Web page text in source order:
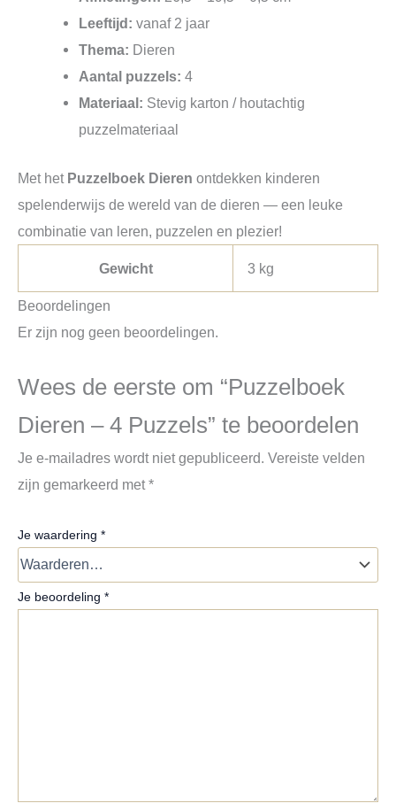
Leeftijd: vanaf 2 jaar
Thema: Dieren
Aantal puzzels: 4
Materiaal: Stevig karton / houtachtig
puzzelmateriaal
Met het Puzzelboek Dieren ontdekken kinderen
spelenderwijs de wereld van de dieren — een leuke
combinatie van leren, puzzelen en plezier!
Gewicht 3 kg
Beoordelingen
Er zijn nog geen beoordelingen.
Wees de eerste om “Puzzelboek
Dieren – 4 Puzzels” te beoordelen
Je e-mailadres wordt niet gepubliceerd. Vereiste velden
zijn gemarkeerd met*
Je waardering *
Je beoordeling *